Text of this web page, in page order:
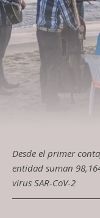
Desde el primer
entidad suman
virus SAR-CoV-2